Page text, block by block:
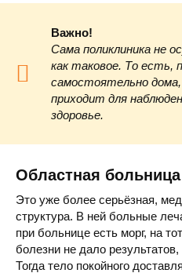
Важно!
Сама поликлиника не
как таковое. То есть,
самостоятельно дома,
приходит для
здоровье.
Областная больница
Это уже более серьёзная,
структура. В ней больные
при больнице есть морг, на
болезни не дало
Тогда тело покойного